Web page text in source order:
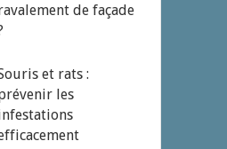
de façade
et rats :
les